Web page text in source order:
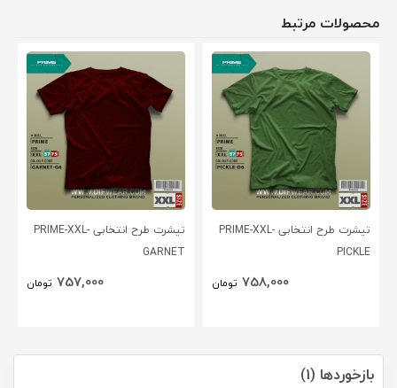
محصولات مرتبط
تیشرت طرح انتخابی PRIME-XXL-
PICKLE
758,000 تومان
تیشرت طرح انتخابی PRIME-XXL-
GARNET
757,000 تومان
بازخوردها (1)